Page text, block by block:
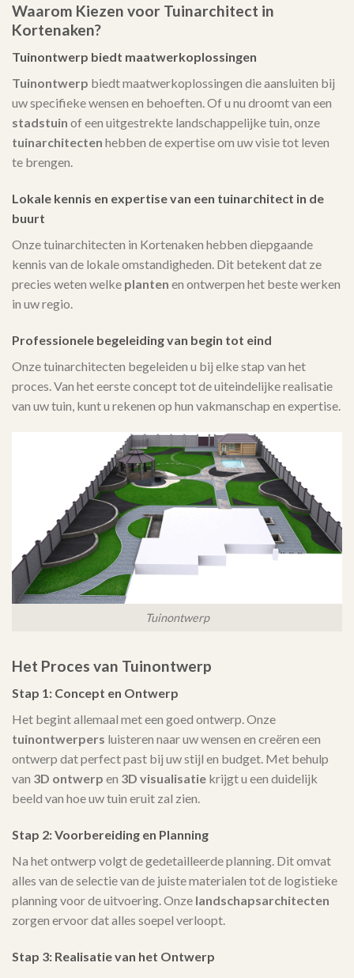
Waarom Kiezen voor Tuinarchitect in
Kortenaken?
Tuinontwerp biedt maatwerkoplossingen
Tuinontwerp biedt maatwerkoplossingen die aansluiten bij
uw specifieke wensen en behoeften. Of u nu droomt van een
stadstuin of een uitgestrekte landschappelijke tuin, onze
tuinarchitecten hebben de expertise om uw visie tot leven
te brengen.
Lokale kennis en expertise van een tuinarchitect in de
buurt
Onze tuinarchitecten in Kortenaken hebben diepgaande
kennis van de lokale omstandigheden. Dit betekent dat ze
precies weten welke planten en ontwerpen het beste werken
in uw regio.
Professionele begeleiding van begin tot eind
Onze tuinarchitecten begeleiden u bij elke stap van het
proces. Van het eerste concept tot de uiteindelijke realisatie
van uw tuin, kunt u rekenen op hun vakmanschap en expertise.
Tuinontwerp
Het Proces van Tuinontwerp
Stap 1: Concept en Ontwerp
Het begint allemaal met een goed ontwerp. Onze
tuinontwerpers luisteren naar uw wensen en creëren een
ontwerp dat perfect past bij uw stijl en budget. Met behulp
van 3D ontwerp en 3D visualisatie krijgt u een duidelijk
beeld van hoe uw tuin eruit zal zien.
Stap 2: Voorbereiding en Planning
Na het ontwerp volgt de gedetailleerde planning. Dit omvat
alles van de selectie van de juiste materialen tot de logistieke
planning voor de uitvoering. Onze landschapsarchitecten
zorgen ervoor dat alles soepel verloopt.
Stap 3: Realisatie van het Ontwerp